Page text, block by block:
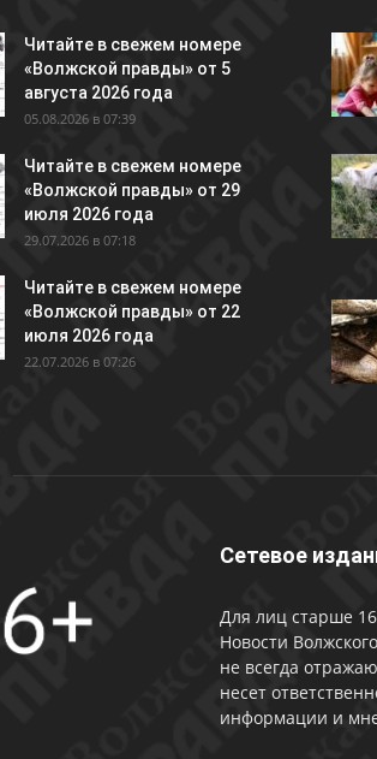
Читайте в свежем номере
«Волжской правды» от 5
августа 2026 года
05.08.2026 в 07:39
Читайте в свежем номере
«Волжской правды» от 29
июля 2026 года
29.07.2026 в 07:18
Читайте в свежем номере
«Волжской правды» от 22
июля 2026 года
22.07.2026 в 07:26
Сетевое
Для лиц старше
Новости
не всегда
несет
информации и